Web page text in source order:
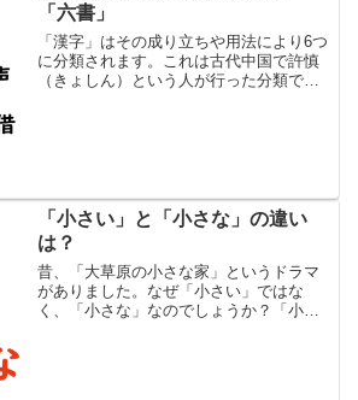
「六書」
「漢字」はその成り立ちや用法により6つ
に分類されます。これは古代中国で許慎
（きょしん）という人が行った分類で
「小さい」と「小さな」の違い
は？
昔、「大草原の小さな家」というドラマ
がありました。なぜ「小さい」ではな
く、「小さな」なのでしょうか？「小さ